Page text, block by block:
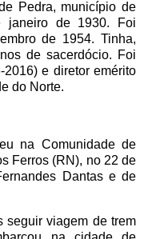
Pedra, município de
janeiro de 1930. Foi
de 1954. Tinha,
de sacerdócio. Foi
e diretor emérito
do Norte.
na Comunidade de
Ferros (RN), no 22 de
Dantas e de
seguir viagem de trem